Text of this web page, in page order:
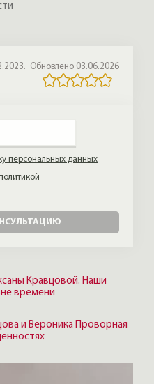
Кравцовой. Наши
времени
и Вероника Проворная
Обновлено 03.06.2026
персональных данных